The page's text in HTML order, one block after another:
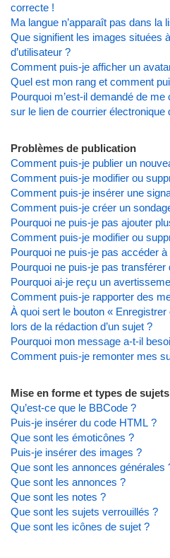
correcte !
Ma langue n’apparaît pas dans la
Que signifient les images situées
d’utilisateur ?
Comment puis-je afficher un
Quel est mon rang et comment
Pourquoi m’est-il demandé de
sur le lien de courrier électronique
Problèmes de publication
Comment puis-je publier un
Comment puis-je modifier ou
Comment puis-je insérer une
Comment puis-je créer un
Pourquoi ne puis-je pas ajouter
Comment puis-je modifier ou
Pourquoi ne puis-je pas accéder
Pourquoi ne puis-je pas transférer
Pourquoi ai-je reçu un
Comment puis-je rapporter des
À quoi sert le bouton «
lors de la rédaction d’un sujet ?
Pourquoi mon message a-t-il
Comment puis-je remonter mes
Mise en forme et types de sujets
Qu’est-ce que le BBCode ?
Puis-je insérer du code HTML ?
Que sont les émoticônes ?
Puis-je insérer des images ?
Que sont les annonces générales
Que sont les annonces ?
Que sont les notes ?
Que sont les sujets verrouillés ?
Que sont les icônes de sujet ?